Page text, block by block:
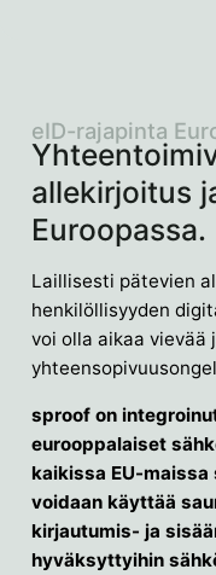
allekirjoitus
Euroopassa.
eID-rajapinta
Laillisesti pätevien
henkilöllisyyden
voi olla aikaa vievää
sproof on
eurooppalaiset
kaikissa EU-
voidaan käyttää
kirjautumis- ja
hyväksyttyihin